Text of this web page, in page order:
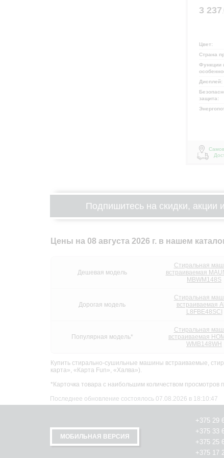
3 237.
Цвет:
Страна
Функции
Дисплей:
защита:
Подпишитесь на скидки, акции
Цены на 08 августа 2026 г. в нашем
Дешевая модель
Стиральная
встраиваемая
MBWM148S
Дорогая модель
Стиральная
встраиваемая
L8FBE48SCI
Популярная модель*
Стиральная
встраиваемая
WMB148WH
Купить стирально-сушильные машины встраиваемые,
карта», «Карта Fun», «Халва»).
*Карточка товара с наибольшим количеством
Последнее обновление состоялось 07.08.2026 в 18:10:47
МОБИЛЬНАЯ ВЕРСИЯ
+375 29
+375 33
+375 25
+375 17